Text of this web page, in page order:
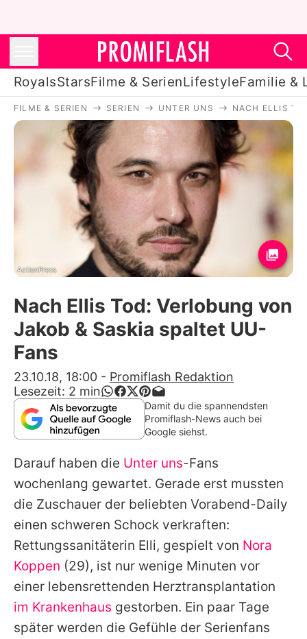
RoyalsStarsFilme & SerienLifestyleFamilie &
Royals
Stars
Filme & Serien
Lifestyle
Familie & Liebe
Promiflash Exklusiv
Alle Themen auf Promiflash
App runterladen
Team
Redaktionelle Richtlinien
Impressum
Datenschutzerklärung
Nutzungsbedingungen
Utiq verwalten
FILME & SERIEN SERIEN UNTER UNS NACH ELLIS
ActionPress
Nach Ellis Tod: Verlobung von
Jakob & Saskia spaltet UU-
Fans
23.10.18, 18:00 - Promiflash Redaktion
Lesezeit: 2 min
Damit du die spannendsten
Promiflash-News auch bei
Google siehst.
Darauf haben die Unter uns-Fans
wochenlang gewartet. Gerade erst mussten
die Zuschauer der beliebten Vorabend-Daily
einen schweren Schock verkraften:
Rettungssanitäterin Elli, gespielt von Nora
Koppen (29), ist nur wenige Minuten vor
einer lebensrettenden Herztransplantation
im Krankenhaus gestorben. Ein paar Tage
später werden die Gefühle der Serienfans